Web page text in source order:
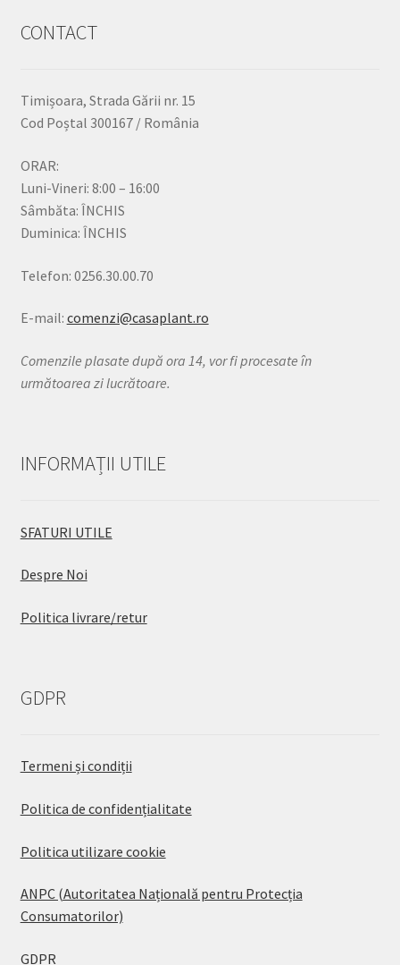
CONTACT
Timișoara, Strada Gării nr. 15
Cod Poștal 300167 / România
ORAR:
Luni-Vineri: 8:00 – 16:00
Sâmbăta: ÎNCHIS
Duminica: ÎNCHIS
Telefon: 0256.30.00.70
E-mail: comenzi@casaplant.ro
Comenzile plasate după ora 14, vor fi procesate în
următoarea zi lucrătoare.
INFORMAȚII UTILE
SFATURI UTILE
Despre Noi
Politica livrare/retur
GDPR
Termeni și condiții
Politica de confidențialitate
Politica utilizare cookie
ANPC (Autoritatea Națională pentru Protecția
Consumatorilor)
GDPR